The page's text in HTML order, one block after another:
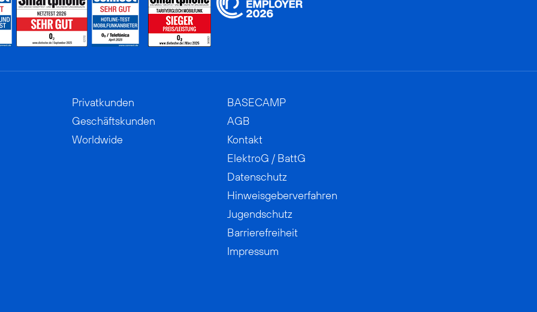
Privatkunden
Geschäftskunden
Worldwide
BASECAMP
AGB
Kontakt
ElektroG / BattG
Datenschutz
Hinweisgeberverfahren
Jugendschutz
Barrierefreiheit
Impressum